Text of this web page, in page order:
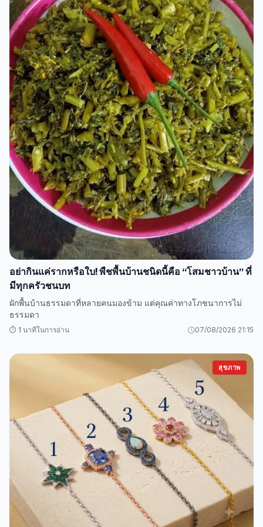
อย่ากินแค่รากหรือใบ! พืชพื้นบ้านชนิดนี้คือ “โสมชาวบ้าน” ที่
มีทุกครัวชนบท
ผักพื้นบ้านธรรมดาที่หลายคนมองข้าม แต่คุณค่าทางโภชนาการไม่
ธรรมดา
⏱️ 1 นาทีในการอ่าน 07/08/2026 21:15
สุขภาพ